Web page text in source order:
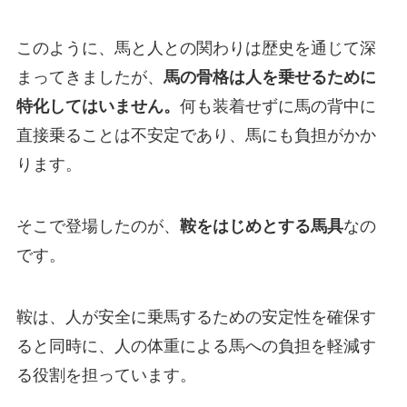
このように、馬と人との関わりは歴史を通じて深
まってきましたが、 馬の骨格は人を乗せるために
特化してはいません。 何も装着せずに馬の背中に
直接乗ることは不安定であり、馬にも負担がかか
ります。
そこで登場したのが、 鞍をはじめとする馬具なの
です。
鞍は、人が安全に乗馬するための安定性を確保す
ると同時に、人の体重による馬への負担を軽減す
る役割を担っています。